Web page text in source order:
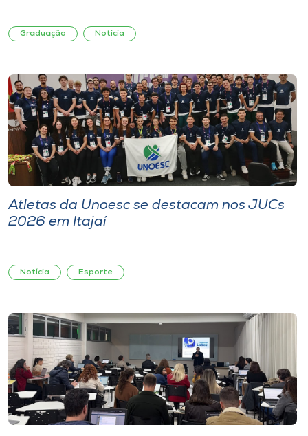
Graduação Notícia
Atletas da Unoesc se destacam nos JUCs
2026 em Itajaí
Notícia Esporte